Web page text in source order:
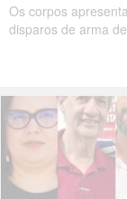
Os corpos
disparos de arma